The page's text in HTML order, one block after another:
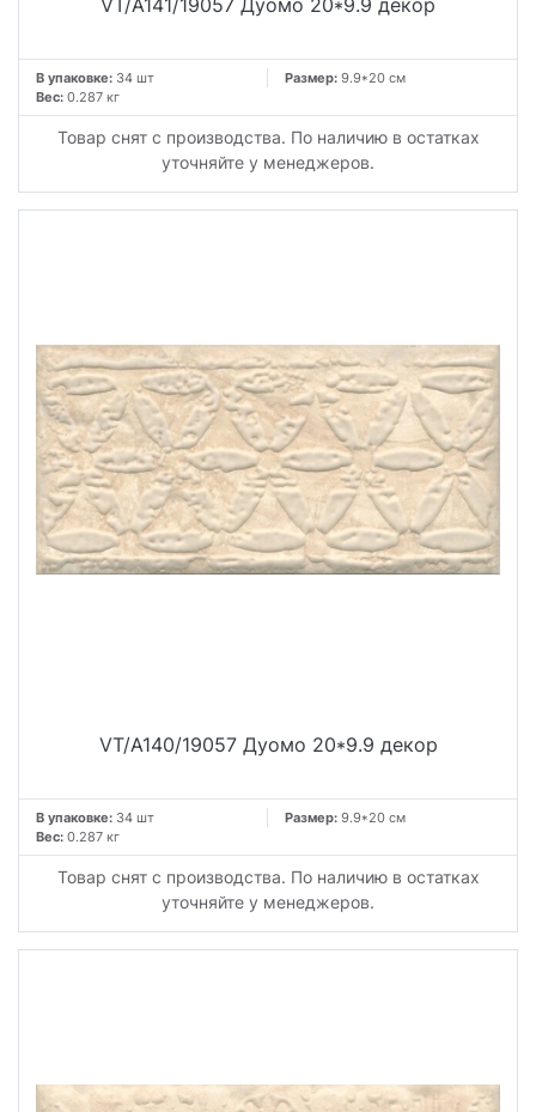
В упаковке: 34 шт Размер: 9.9*20 см
Вес: 0.287 кг
Товар снят с производства. По наличию в остатках
уточняйте у менеджеров.
VT/A140/19057 Дуомо 20*9.9 декор
В упаковке: 34 шт Размер: 9.9*20 см
Вес: 0.287 кг
Товар снят с производства. По наличию в остатках
уточняйте у менеджеров.